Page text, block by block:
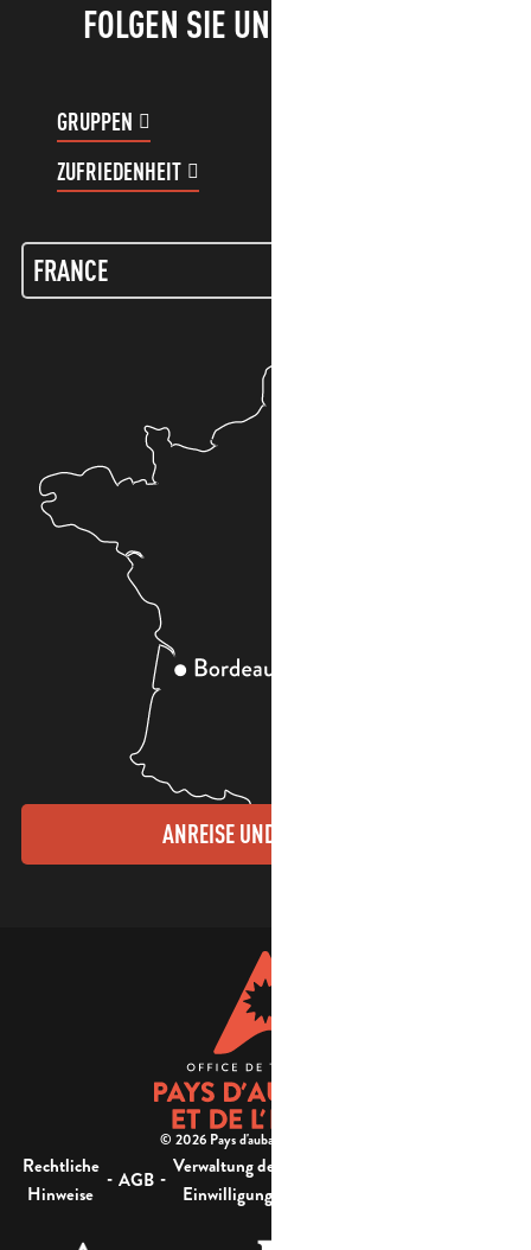
FOLGEN SIE UNS!
GRUPPEN
ZUFRIEDENHEIT
ANREISE UND KONTAKTE
© 2026 Pays d'aubagne et de l'étoile -
Rechtliche
Hinweise
- AGB - Verwaltung der
Einwilligung